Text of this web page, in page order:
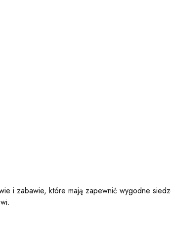
i zabawie, które mają zapewnić wygodne